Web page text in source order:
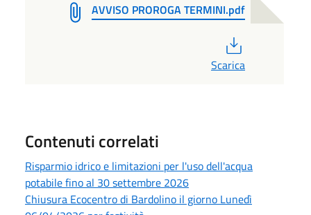
AVVISO PROROGA TERMINI.pdf
Scarica
Contenuti correlati
Risparmio idrico e limitazioni per l'uso dell'acqua
potabile fino al 30 settembre 2026
Chiusura Ecocentro di Bardolino il giorno Lunedì